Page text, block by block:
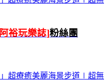
阿裕玩樂誌]粉絲團